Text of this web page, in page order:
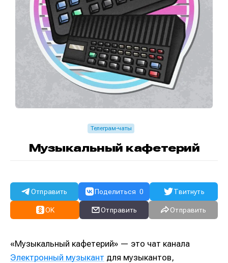
Телеграм-чаты
Музыкальный кафетерий
Отправить Поделиться 0 Твитнуть
OK Отправить Отправить
«Музыкальный кафетерий» — это чат канала
Электронный музыкант для музыкантов,